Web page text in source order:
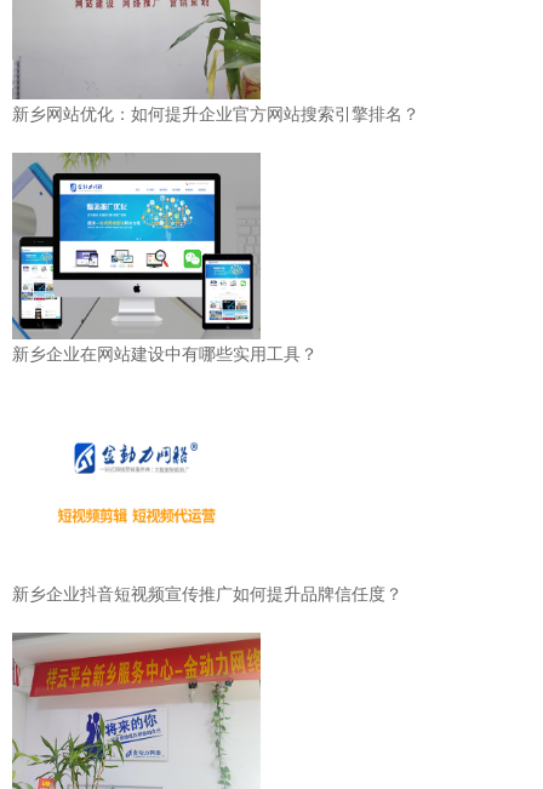
新乡网站优化：如何提升企业官方网站搜索引擎排名？
新乡企业在网站建设中有哪些实用工具？
新乡企业抖音短视频宣传推广如何提升品牌信任度？